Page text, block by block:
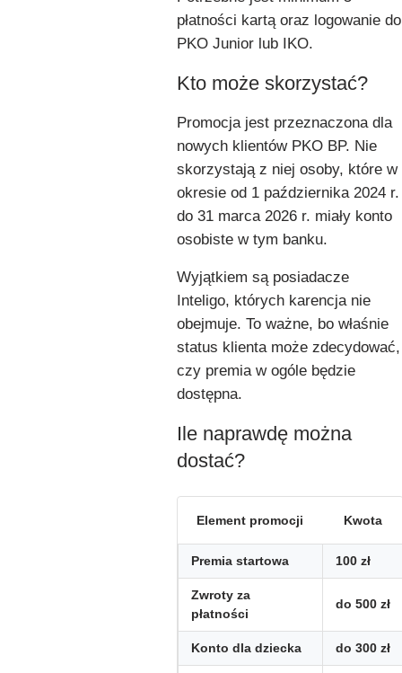
płatności kartą oraz logowanie do
PKO Junior lub IKO.
Kto może skorzystać?
Promocja jest przeznaczona dla
nowych klientów PKO BP. Nie
skorzystają z niej osoby, które w
okresie od 1 października 2024 r.
do 31 marca 2026 r. miały konto
osobiste w tym banku.
Wyjątkiem są posiadacze
Inteligo, których karencja nie
obejmuje. To ważne, bo właśnie
status klienta może zdecydować,
czy premia w ogóle będzie
dostępna.
Ile naprawdę można
dostać?
Element promocji Kwota
Premia startowa 100 zł
Zwroty za
płatności
do 500 zł
Konto dla dziecka do 300 zł